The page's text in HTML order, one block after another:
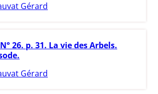
Gérard
26. p. 31. La vie des Arbels.
Gérard